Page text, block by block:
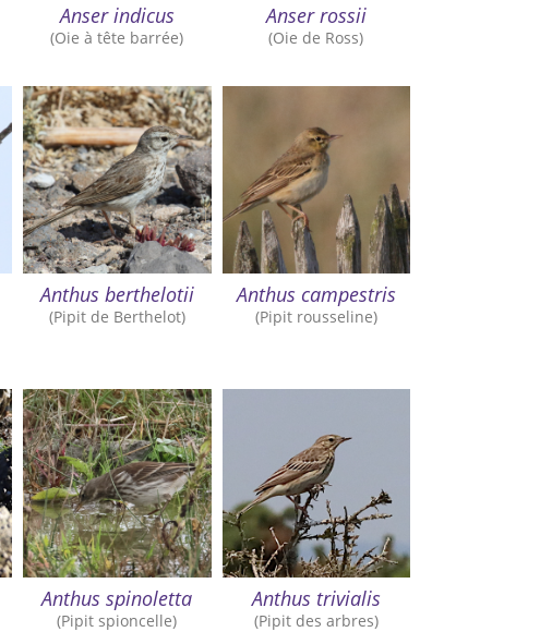
Anser indicus
(Oie à tête barrée)
Anser rossii
(Oie de Ross)
Anthus berthelotii
(Pipit de Berthelot)
Anthus campestris
(Pipit rousseline)
Anthus spinoletta
(Pipit spioncelle)
Anthus trivialis
(Pipit des arbres)